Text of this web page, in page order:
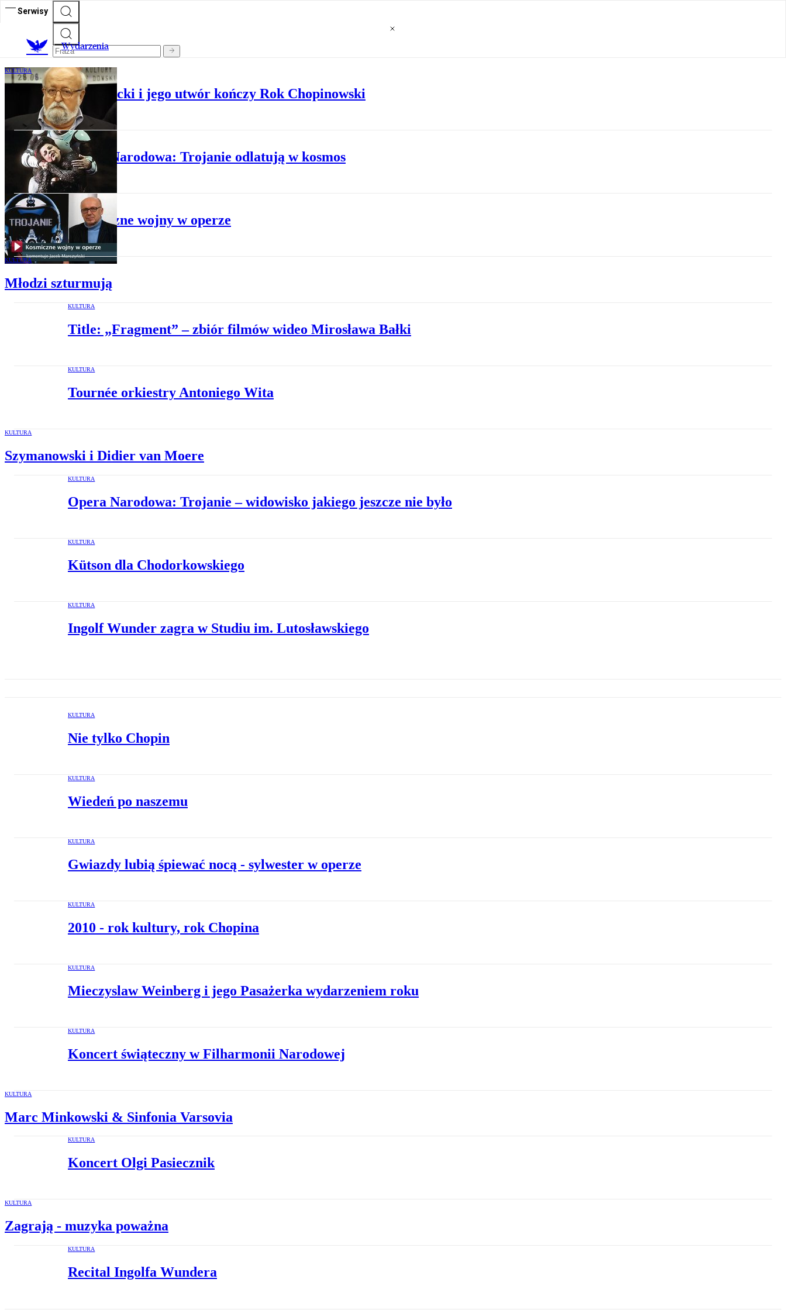
Serwisy
Wydarzenia
KULTURA
Krzysztof Penderecki i jego utwór kończy Rok Chopinowski
TEATR
Opera Narodowa: Trojanie odlatują w kosmos
KULTURA
Kosmiczne wojny w operze
KULTURA
Młodzi szturmują
KULTURA
Title: „Fragment” – zbiór filmów wideo Mirosława Bałki
KULTURA
Tournée orkiestry Antoniego Wita
KULTURA
Szymanowski i Didier van Moere
KULTURA
Opera Narodowa: Trojanie – widowisko jakiego jeszcze nie było
KULTURA
Kütson dla Chodorkowskiego
KULTURA
Ingolf Wunder zagra w Studiu im. Lutosławskiego
KULTURA
Nie tylko Chopin
KULTURA
Wiedeń po naszemu
KULTURA
Gwiazdy lubią śpiewać nocą - sylwester w operze
KULTURA
2010 - rok kultury, rok Chopina
KULTURA
Mieczyslaw Weinberg i jego Pasażerka wydarzeniem roku
KULTURA
Koncert świąteczny w Filharmonii Narodowej
KULTURA
Marc Minkowski & Sinfonia Varsovia
KULTURA
Koncert Olgi Pasiecznik
KULTURA
Zagrają - muzyka poważna
KULTURA
Recital Ingolfa Wundera